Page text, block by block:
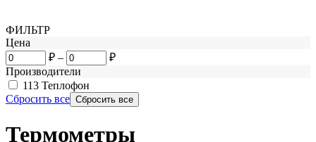
ФИЛЬТР
Цена
₽ –
₽
Производители
113 Теплофон
Сбросить все
Термометры